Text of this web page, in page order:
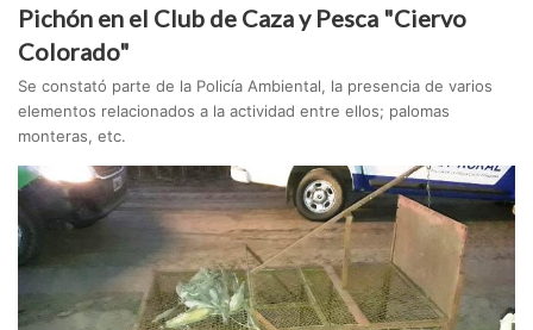
Pichón en el Club de Caza y Pesca "Ciervo
Colorado"
Se constató parte de la Policía Ambiental, la presencia de varios
elementos relacionados a la actividad entre ellos; palomas
monteras, etc.